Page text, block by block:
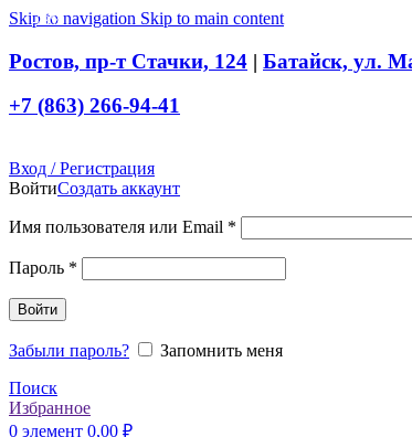
Skip to navigation Skip to main content
Ростов, пр-т Стачки, 124 | Батайск, ул.
+7 (863) 266-94-41
Вход / Регистрация
ВойтиСоздать аккаунт
Имя пользователя или Email *
Пароль *
Войти
Забыли пароль?
Запомнить меня
Поиск
Избранное
0 элемент 0,00 ₽
-28%